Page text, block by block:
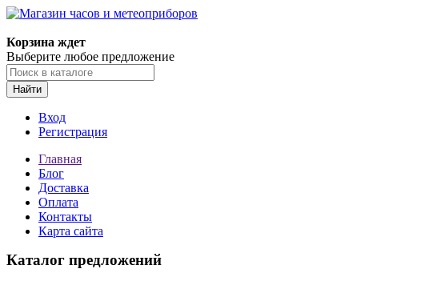
Корзина ждет
Выберите любое предложение
Найти
Вход
Регистрация
Главная
Блог
Доставка
Оплата
Контакты
Карта сайта
Каталог предложений